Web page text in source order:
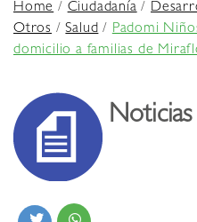
Home/Ciudadanía/
Otros /Salud/Padomi
domicilio a familias de
Noticias